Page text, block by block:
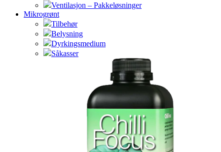
Ventilasjon – Pakkeløsninger
Mikrogrønt
Tilbehør
Belysning
Dyrkingsmedium
Såkasser